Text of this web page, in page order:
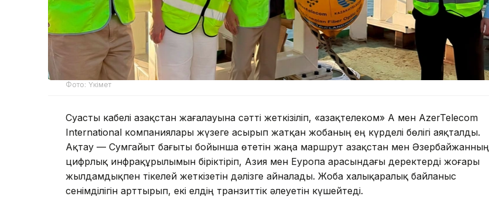
Фото: Үкімет
Суасты кабелі Қазақстан жағалауына сәтті жеткізіліп, «Қазақтелеком» АҚ мен AzerTelecom
International компаниялары жүзеге асырып жатқан жобаның ең күрделі бөлігі аяқталды.
Ақтау — Сумгайыт бағыты бойынша өтетін жаңа маршрут Қазақстан мен Әзербайжанның
цифрлық инфрақұрылымын біріктіріп, Азия мен Еуропа арасындағы деректерді жоғары
жылдамдықпен тікелей жеткізетін дәлізге айналады. Жоба халықаралық байланыс
сенімділігін арттырып, екі елдің транзиттік әлеуетін күшейтеді.